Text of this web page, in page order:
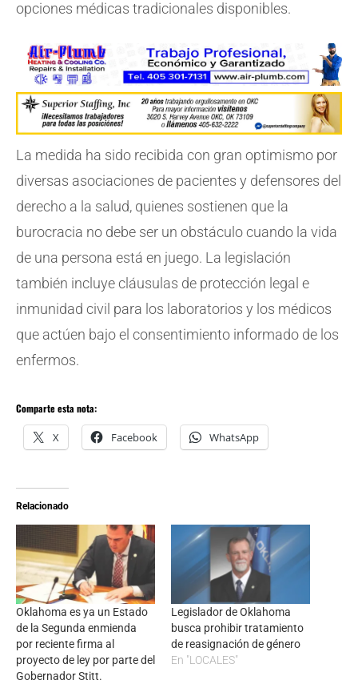
opciones médicas tradicionales disponibles.
La medida ha sido recibida con gran optimismo por
diversas asociaciones de pacientes y defensores del
derecho a la salud, quienes sostienen que la
burocracia no debe ser un obstáculo cuando la vida
de una persona está en juego. La legislación
también incluye cláusulas de protección legal e
inmunidad civil para los laboratorios y los médicos
que actúen bajo el consentimiento informado de los
enfermos.
Comparte esta nota:
X Facebook WhatsApp
Relacionado
Oklahoma es ya un Estado
de la Segunda enmienda
por reciente firma al
proyecto de ley por parte del
Gobernador Stitt.
Legislador de Oklahoma
busca prohibir tratamiento
de reasignación de género
En "LOCALES"